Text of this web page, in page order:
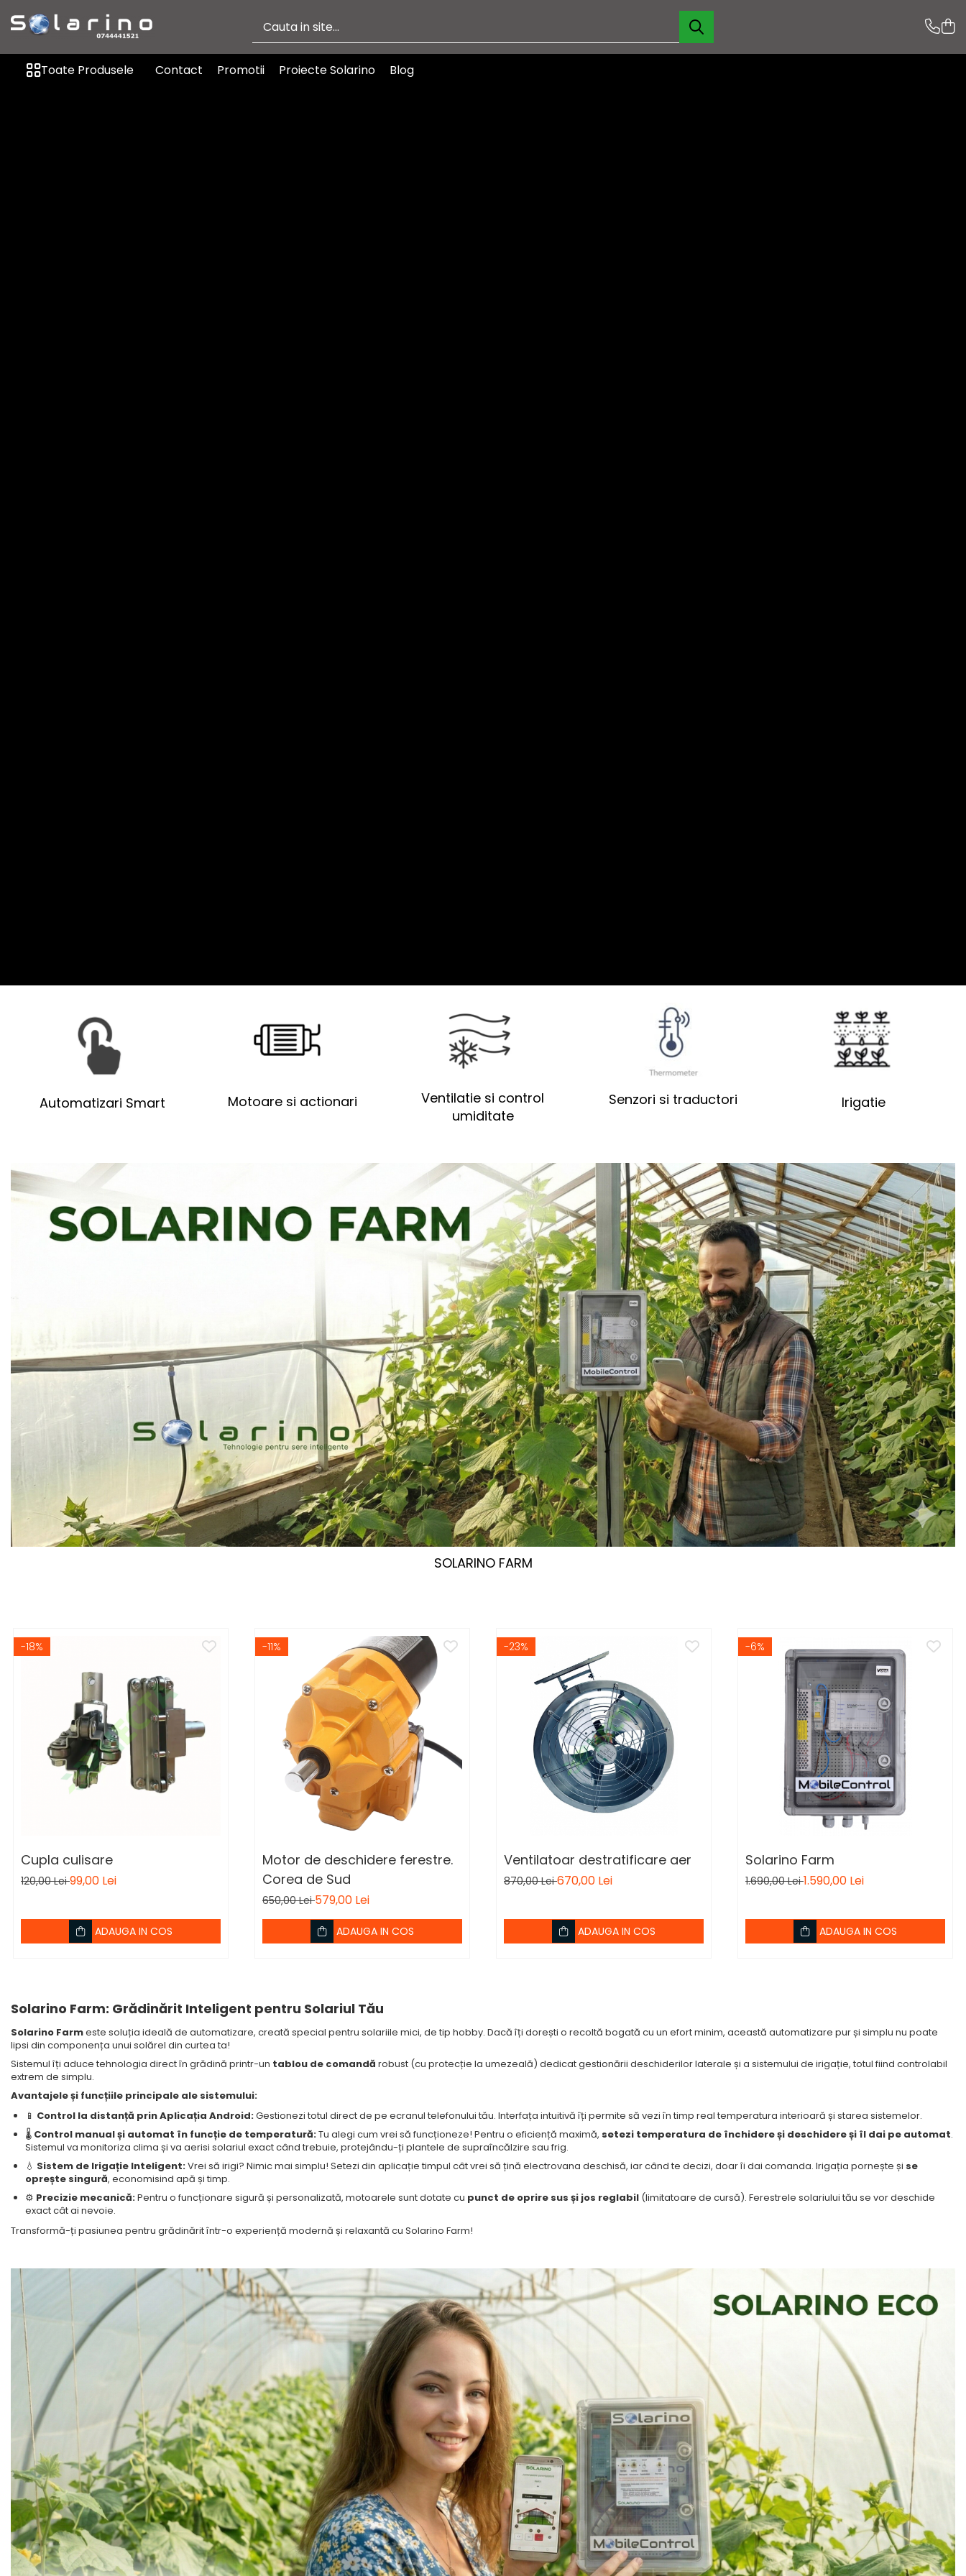
Automatizare sere si solarii
Toate Produsele Contact Promotii Proiecte Solarino Blog
Automatizari Smart Motoare si actionari
Ventilatie si control
umiditate
Senzori si traductori Irigatie
SOLARINO FARM
-18%
Cupla culisare
120,00 Lei99,00 Lei
ADAUGA IN COS
-11%
Motor de deschidere ferestre.
Corea de Sud
650,00 Lei579,00 Lei
ADAUGA IN COS
-23%
Ventilatoar destratificare aer
870,00 Lei670,00 Lei
ADAUGA IN COS
-6%
Solarino Farm
1.690,00 Lei1.590,00 Lei
ADAUGA IN COS
Solarino Farm: Grădinărit Inteligent pentru Solariul Tău
Solarino Farmeste soluția ideală de automatizare, creată special pentru solariile mici, de tip hobby. Dacă îți dorești o recoltă bogată cu un efort minim, această automatizare pur și simplu nu poate
lipsi din componența unui solărel din curtea ta!
Sistemul îți aduce tehnologia direct în grădină printr-un tablou de comandă robust (cu protecție la umezeală) dedicat gestionării deschiderilor laterale și a sistemului de irigație, totul fiind controlabil
extrem de simplu.
Avantajele și funcțiile principale ale sistemului:
📱 Control la distanță prin Aplicația Android:Gestionezi totul direct de pe ecranul telefonului tău. Interfața intuitivă îți permite să vezi în timp real temperatura interioară și starea sistemelor.
🌡️ Control manual și automat în funcție de temperatură:Tu alegi cum vrei să funcționeze! Pentru o eficiență maximă, setezi temperatura de închidere și deschidere și îl dai pe automat.
Sistemul va monitoriza clima și va aerisi solariul exact când trebuie, protejându-ți plantele de supraîncălzire sau frig.
💧 Sistem de Irigație Inteligent:Vrei să irigi? Nimic mai simplu! Setezi din aplicație timpul cât vrei să țină electrovana deschisă, iar când te decizi, doar îi dai comanda. Irigația pornește și se
oprește singură, economisind apă și timp.
⚙️ Precizie mecanică:Pentru o funcționare sigură și personalizată, motoarele sunt dotate cu punct de oprire sus și jos reglabil (limitatoare de cursă). Ferestrele solariului tău se vor deschide
exact cât ai nevoie.
Transformă-ți pasiunea pentru grădinărit într-o experiență modernă și relaxantă cu Solarino Farm!